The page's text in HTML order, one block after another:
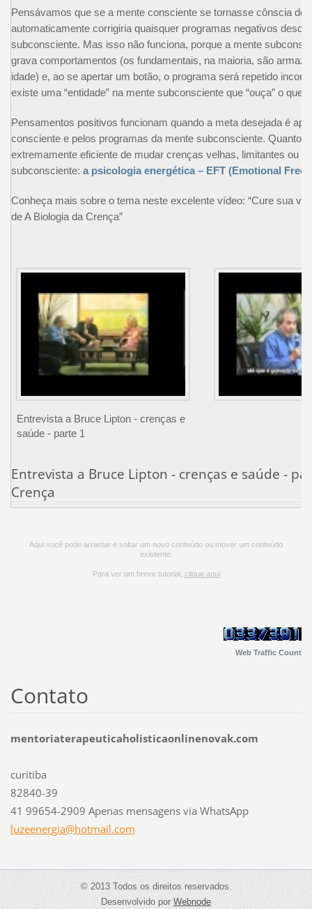
Pensávamos que se a mente consciente se tornasse cônscia de
automaticamente corrigiria quaisquer programas negativos
subconsciente. Mas isso não funciona, porque a mente
grava comportamentos (os fundamentais, na maioria, são
idade) e, ao se apertar um botão, o programa será repetido
existe uma “entidade” na mente subconsciente que “ouça” o que
Pensamentos positivos funcionam quando a meta desejada é
consciente e pelos programas da mente subconsciente. Quanto
extremamente eficiente de mudar crenças velhas, limitantes ou
subconsciente: a psicologia energética – EFT (Emotional
Conheça mais sobre o tema neste excelente vídeo: “Cure sua
de A Biologia da Crença”
Entrevista a Bruce Lipton - crenças e
saúde - parte 1
Entrevista a Bruce Lipton - crenças e saúde -
Crença
Aqui você pode arrastar e soltar um novo conteúdo ou mover um conteúdo
existente.
Para ver um breve tutorial, clique aqui
Web Traffic Count
Contato
mentoriaterapeuticaholisticaonlinenovak.com
curitiba
82840-39
41 99654-2909 Apenas mensagens via WhatsApp
luzeenergia@hotmail.com
© 2013 Todos os direitos reservados.
Desenvolvido porWebnode